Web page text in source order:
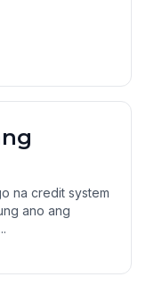
na credit system
ano ang